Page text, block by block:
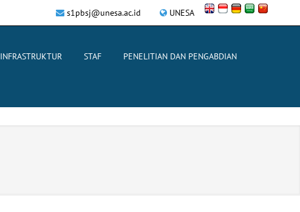
UNESA
s1pbsj@unesa.ac.id
INFRASTRUKTUR STAF PENELITIAN DAN PENGABDIAN